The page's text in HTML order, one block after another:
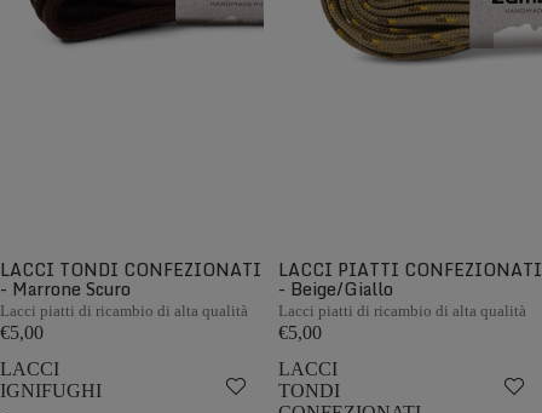
LACCI TONDI CONFEZIONATI
- Marrone Scuro
Lacci piatti di ricambio di alta qualità
€5,00
LACCI PIATTI CONFEZIONATI
- Beige/Giallo
Lacci piatti di ricambio di alta qualità
€5,00
LACCI
IGNIFUGHI
LACCI
TONDI